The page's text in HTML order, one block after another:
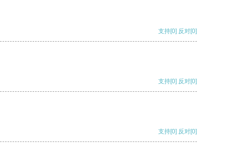
支持[0] 反对[0]
支持[0] 反对[0]
支持[0] 反对[0]